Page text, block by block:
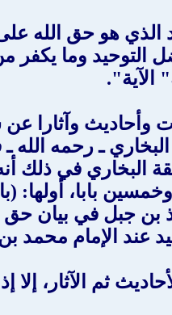
الذي هو حق الله
التوحيد وما يكفر
الآية".
وأحاديث
ـ رحمه
في ذلك أنه
بابا، أولها:
بن جبل في بيان حق
عند الإمام
ثم الآثار،